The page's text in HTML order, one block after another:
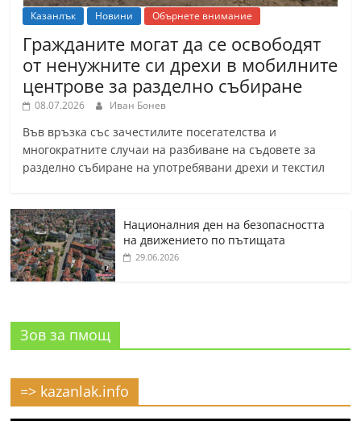
Казанлък Новини Обърнете внимание
Гражданите могат да се освободят
от ненужните си дрехи в мобилните
центрове за разделно събиране
08.07.2026 Иван Бонев
Във връзка със зачестилите посегателства и
многократните случаи на разбиване на съдовете за
разделно събиране на употребявани дрехи и текстил
Националния ден на безопасността
на движението по пътищата
29.06.2026
Зов за пмощ
=> kazanlak.info